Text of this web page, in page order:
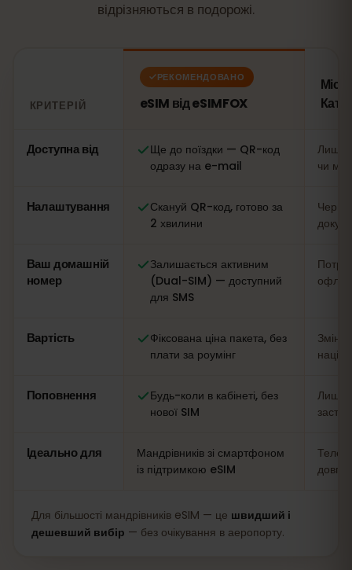
відрізняються в подорожі.
КРИТЕРІЙ
РЕКОМЕНДОВАНО
eSIM від eSIMFOX
Доступна від
Ще до поїздки — QR-код
одразу на e-mail
Лише
чи
Налаштування
Скануй QR-код, готово за
2 хвилини
Ваш домашній
номер
Залишається активним
(Dual-SIM) — доступний
для SMS
Вартість
Фіксована ціна пакета, без
плати за роумінг
Поповнення
Будь-коли в кабінеті, без
нової SIM
Лише
Ідеально для
Мандрівників зі смартфоном
із підтримкою eSIM
Для більшості мандрівників eSIM — це швидший і
дешевший вибір — без очікування в аеропорту.